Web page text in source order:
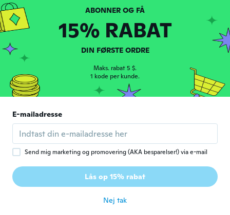
· 241 anmeldelser ·
C Christoph
ともひろ
見ためは、良さげ! 後は、使って見てからか
な 6.3mで３号の磯竿 サビキで、使う
for ca. 4 år siden
Miklós
Tilmeldt 2021 3 anmeldelser
15% RABAT
DIN FØRSTE ORDRE
Maks. rabat 5 $.
1 kode per kunde.
E-mailadresse
Send mig marketing og promovering (AKA besparelser!) via e-mail
Lås op 15% rabat
Nej tak